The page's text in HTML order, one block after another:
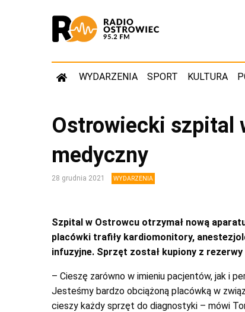
WYDARZENIA SPORT KULTURA
Ostrowiecki szpital
medyczny
28 grudnia 2021 WYDARZENIA
Szpital w Ostrowcu otrzymał nową
placówki trafiły kardiomonitory,
infuzyjne. Sprzęt został kupiony z
– Cieszę zarówno w imieniu pacjentów, jak i
Jesteśmy bardzo obciążoną placówką w
cieszy każdy sprzęt do diagnostyki – mówi